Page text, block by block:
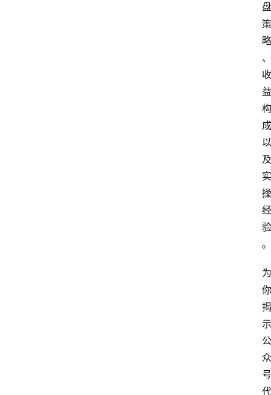
盘
策
略
、
收
益
构
成
以
及
实
操
经
验
。
为
你
揭
示
公
众
号
代